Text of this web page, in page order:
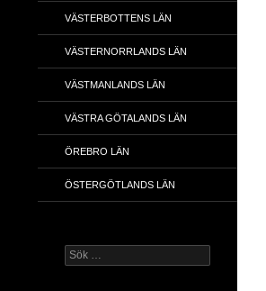
VÄSTERBOTTENS LÄN
VÄSTERNORRLANDS LÄN
VÄSTMANLANDS LÄN
VÄSTRA GÖTALANDS LÄN
ÖREBRO LÄN
ÖSTERGÖTLANDS LÄN
Sök
efter: